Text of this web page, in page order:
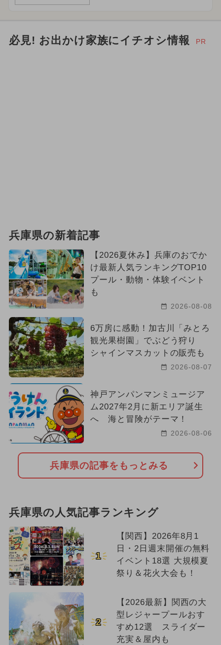
必見! お出かけ家族にイチオシ情報 PR
兵庫県の新着記事
【2026夏休み】兵庫のおでか
け最新人気ランキングTOP10
プール・動物・体験イベント
も
2026-08-08
6万房に感動！加古川「みとろ
観光果樹園」でぶどう狩り
シャインマスカットの販売も
2026-08-07
神戸アンパンマンミュージア
ム2027年2月に新エリア誕生
へ 海と冒険がテーマ！
2026-08-06
兵庫県の記事をもっとみる
兵庫県の人気記事ランキング
1
【関西】2026年8月1
日・2日週末開催の無料
イベント18選 大規模夏
祭り＆花火大会も！
2
【2026最新】関西の大
型レジャープールおす
すめ12選 スライダー
充実＆屋内も